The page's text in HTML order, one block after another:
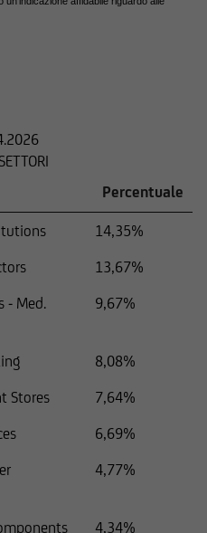
Percentuale
14,35%
13,67%
- Med.
9,67%
8,08%
Stores
7,64%
6,69%
4,77%
4,34%
fornite.
Anonyme sono
riproduzione di
costituito da
approvazione
Anonyme.
Web è fornito a
e non costituisce
commerciale.
Anonyme declina
incomplete o non
delle
qualsiasi
vi invitiamo a parlare